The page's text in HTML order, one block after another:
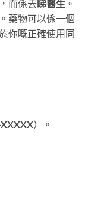
而係去睇醫生 。
藥物可以係一個
你嘅正確使用同
）。